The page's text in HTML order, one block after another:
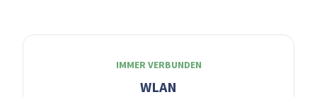
IMMER VERBUNDEN
WLAN